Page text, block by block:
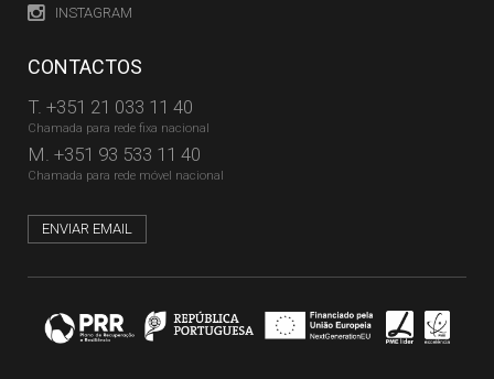
INSTAGRAM
CONTACTOS
T. +351 21 033 11 40
Chamada para rede fixa nacional
M. +351 93 533 11 40
Chamada para rede móvel nacional
ENVIAR EMAIL